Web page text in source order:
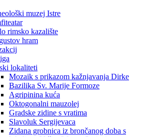
muzej Istre
rimsko kazalište
hram
lokaliteti
Mozaik s prikazom kažnjavanja Dirke
Bazilika Sv. Marije Formoze
Agripinina kuća
Oktogonalni mauzolej
Gradske zidine s vratima
Slavoluk Sergijevaca
Zidana grobnica iz brončanog doba s